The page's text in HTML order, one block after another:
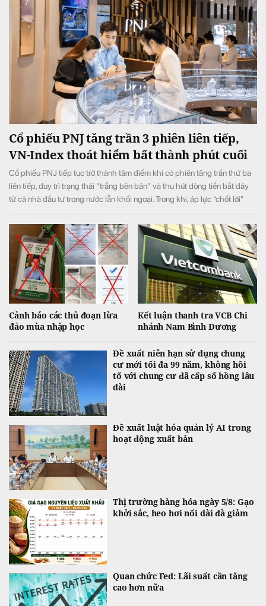
Cổ phiếu PNJ tăng trần 3 phiên liên tiếp,
VN-Index thoát hiểm bất thành phút cuối
Cổ phiếu PNJ tiếp tục trở thành tâm điểm khi có phiên tăng trần thứ ba
liên tiếp, duy trì trạng thái "trắng bên bán" và thu hút dòng tiền bắt đáy
từ cả nhà đầu tư trong nước lẫn khối ngoại. Trong khi, áp lực “chốt lời”
Cảnh báo các thủ đoạn lừa
đảo mùa nhập học
Kết luận thanh tra VCB Chi
nhánh Nam Bình Dương
Đề xuất niên hạn sử dụng chung
cư mới tối đa 99 năm, không hồi
tố với chung cư đã cấp sổ hồng lâu
dài
Đề xuất luật hóa quản lý AI trong
hoạt động xuất bản
Thị trường hàng hóa ngày 5/8: Gạo
khởi sắc, heo hơi nối dài đà giảm
Quan chức Fed: Lãi suất cần tăng
cao hơn nữa